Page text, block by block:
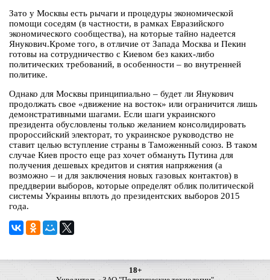
Зато у Москвы есть рычаги и процедуры экономической
помощи соседям (в частности, в рамках Евразийского
экономического сообщества), на которые тайно надеется
Янукович.Кроме того, в отличие от Запада Москва и Пекин
готовы на сотрудничество с Киевом без каких-либо
политических требований, в особенности – во внутренней
политике.
Однако для Москвы принципиально – будет ли Янукович
продолжать свое «движение на восток» или ограничится лишь
демонстративными шагами. Если шаги украинского
президента обусловлены только желанием консолидировать
пророссийский электорат, то украинское руководство не
ставит целью вступление страны в Таможенный союз. В таком
случае Киев просто еще раз хочет обмануть Путина для
получения дешевых кредитов и снятия напряжения (а
возможно – и для заключения новых газовых контактов) в
преддверии выборов, которые определят облик политической
системы Украины вплоть до президентских выборов 2015
года.
18+